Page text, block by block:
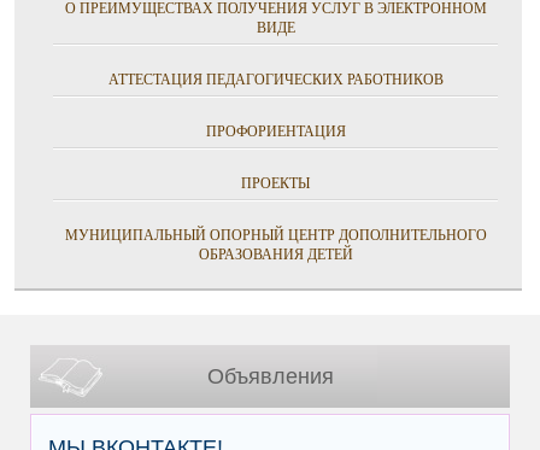
О ПРЕИМУЩЕСТВАХ ПОЛУЧЕНИЯ УСЛУГ В ЭЛЕКТРОННОМ
ВИДЕ
АТТЕСТАЦИЯ ПЕДАГОГИЧЕСКИХ РАБОТНИКОВ
ПРОФОРИЕНТАЦИЯ
ПРОЕКТЫ
МУНИЦИПАЛЬНЫЙ ОПОРНЫЙ ЦЕНТР ДОПОЛНИТЕЛЬНОГО
ОБРАЗОВАНИЯ ДЕТЕЙ
Объявления